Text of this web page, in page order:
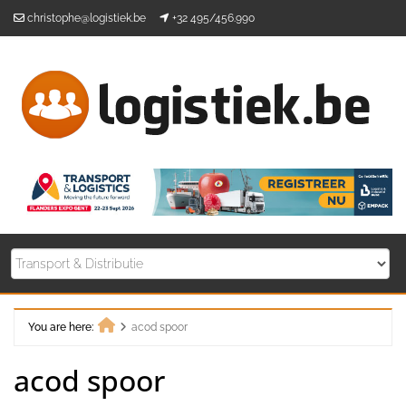
christophe@logistiek.be +32 495/456.990
You are here:
acod spoor
acod spoor